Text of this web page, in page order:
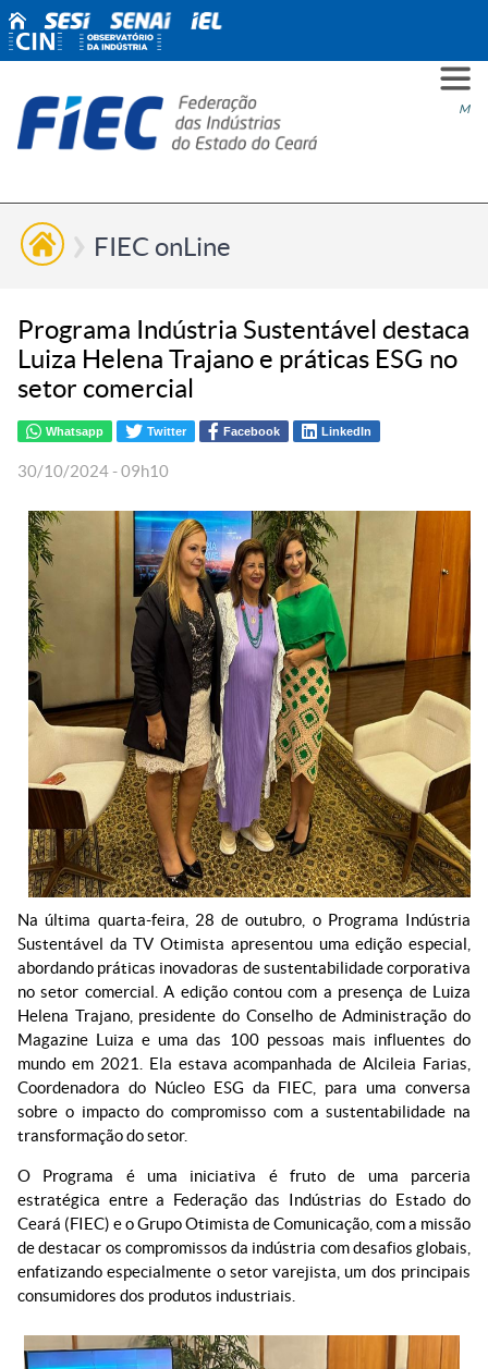
Menu
VOCÊ
ESG
NÓS
FIEC onLine
Programa Indústria Sustentável destaca
Luiza Helena Trajano e práticas ESG no
setor comercial
Whatsapp Twitter Facebook LinkedIn
30/10/2024 - 09h10
Na última quarta-feira, 28 de outubro, o Programa Indústria
Sustentável da TV Otimista apresentou uma edição especial,
abordando práticas inovadoras de sustentabilidade corporativa
no setor comercial. A edição contou com a presença de Luiza
Helena Trajano, presidente do Conselho de Administração do
Magazine Luiza e uma das 100 pessoas mais influentes do
mundo em 2021. Ela estava acompanhada de Alcileia Farias,
Coordenadora do Núcleo ESG da FIEC, para uma conversa
sobre o impacto do compromisso com a sustentabilidade na
transformação do setor.
O Programa é uma iniciativa é fruto de uma parceria
estratégica entre a Federação das Indústrias do Estado do
Ceará (FIEC) e o Grupo Otimista de Comunicação, com a missão
de destacar os compromissos da indústria com desafios globais,
enfatizando especialmente o setor varejista, um dos principais
consumidores dos produtos industriais.